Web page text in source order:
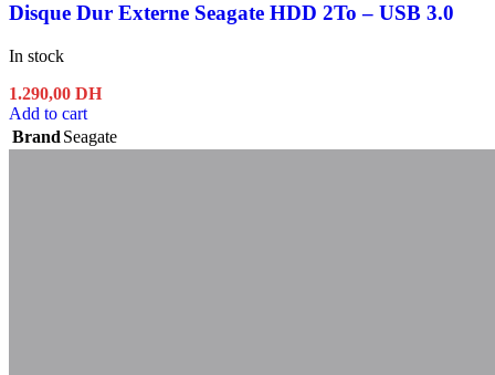
Disque Dur Externe Seagate HDD 2To – USB 3.0
In stock
1.290,00 DH
Add to cart
Brand Seagate